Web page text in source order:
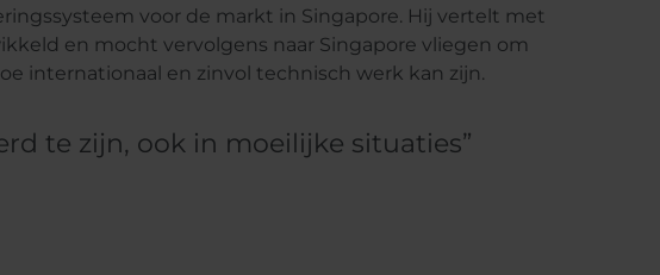
voor de markt in Singapore. Hij vertelt met
en mocht vervolgens naar Singapore vliegen om
internationaal en zinvol technisch werk kan zijn.
te zijn, ook in moeilijke situaties”